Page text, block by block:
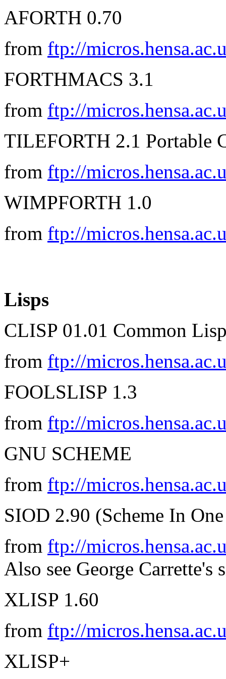
AFORTH 0.70
from ftp://
FORTHMACS 3.1
from ftp://
TILEFORTH 2.1 Portable
from ftp://
WIMPFORTH 1.0
from ftp://
Lisps
CLISP 01.01 Common
from ftp://
FOOLSLISP 1.3
from ftp://
GNU SCHEME
from ftp://
SIOD 2.90 (Scheme In
from ftp://
Also see George Carrette's
XLISP 1.60
from ftp://
XLISP+